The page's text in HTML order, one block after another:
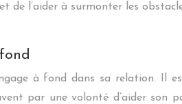
de l’aider à surmonter les
à fond dans sa relation. Il
par une volonté d’aider son